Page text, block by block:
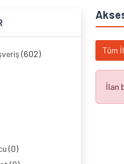
(602)
(0)
Tüm
İlan